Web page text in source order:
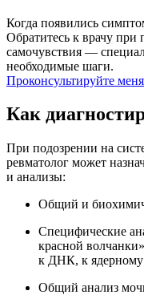
Когда появились
Обратитесь к врачу при
самочувствия —
необходимые шаги.
Проконсультируйте меня
Как
При подозрении на
ревматолог может
и анализы:
Общий и
Специфические
красной
к ДНК, к ядерному
Общий анализ